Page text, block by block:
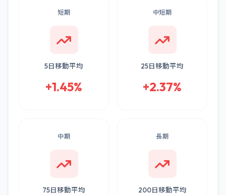
短期
5日移動平均
+1.45%
中短期
25日移動平均
+2.37%
中期
75日移動平均
長期
200日移動平均